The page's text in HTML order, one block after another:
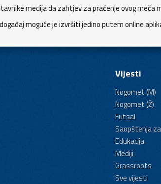
medija da zahtjev za praćenje ovog meča
moguće je izvršiti jedino putem online
Vijesti
Nogomet (M)
Nogomet (Ž)
Futsal
Saopštenja
Edukacija
Mediji
Grassroots
Sve vijesti